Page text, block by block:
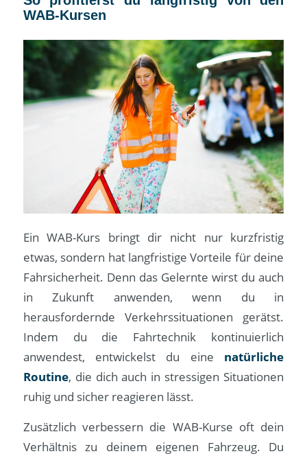
WAB-Kursen
Ein WAB-Kurs bringt dir nicht nur kurzfristig
etwas, sondern hat langfristige Vorteile für deine
Fahrsicherheit. Denn das Gelernte wirst du auch
in Zukunft anwenden, wenn du in
herausfordernde Verkehrssituationen gerätst.
Indem du die Fahrtechnik kontinuierlich
anwendest, entwickelst du eine natürliche
Routine, die dich auch in stressigen Situationen
ruhig und sicher reagieren lässt.
Zusätzlich verbessern die WAB-Kurse oft dein
Verhältnis zu deinem eigenen Fahrzeug. Du